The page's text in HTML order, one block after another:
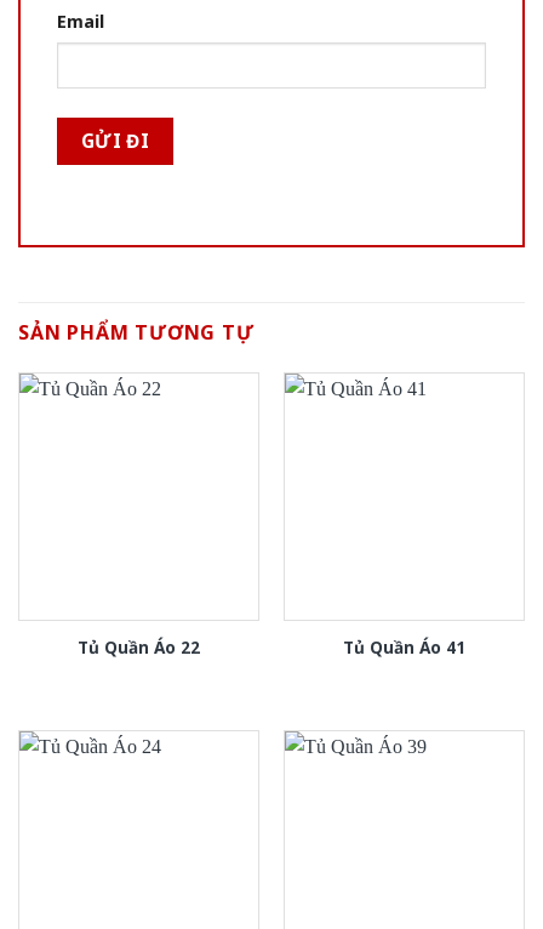
Email
SẢN PHẨM TƯƠNG TỰ
Tủ Quần Áo 22 Tủ Quần Áo 41